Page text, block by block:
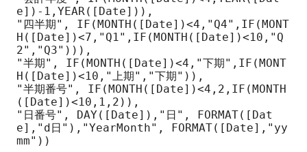
e])-1,YEAR([Date])),
"四半期", IF(MONTH([Date])<4,"Q4",IF(MONT
H([Date])<7,"Q1",IF(MONTH([Date])<10,"Q
2","Q3"))),
"半期", IF(MONTH([Date])<4,"下期",IF(MONT
H([Date])<10,"上期","下期")),
"半期番号", IF(MONTH([Date])<4,2,IF(MONTH
([Date])<10,1,2)),
"日番号", DAY([Date]),"日", FORMAT([Dat
e],"d日"),"YearMonth", FORMAT([Date],"yy
mm"))